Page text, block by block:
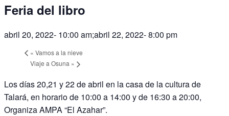
Feria del libro
abril 20, 2022- 10:00 am;abril 22, 2022- 8:00 pm
« Vamos a la nieve
Viaje a Osuna »
Los días 20,21 y 22 de abril en la casa de la cultura de
Talará, en horario de 10:00 a 14:00 y de 16:30 a 20:00,
Organiza AMPA “El Azahar”.